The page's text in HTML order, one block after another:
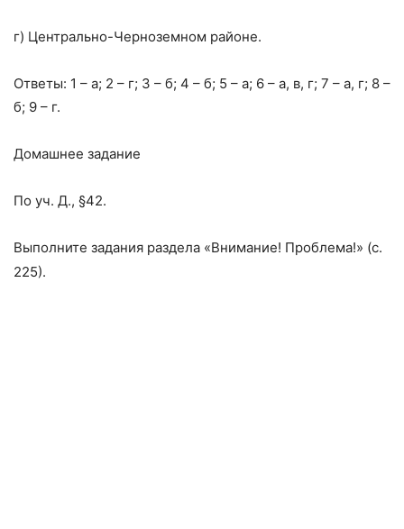
г) Центрально-Черноземном районе.
Ответы: 1 – а; 2 – г; 3 – б; 4 – б; 5 – а; 6 – а, в, г; 7 – а, г; 8 –
б; 9 – г.
Домашнее задание
По уч. Д., §42.
Выполните задания раздела «Внимание! Проблема!» (с.
225).